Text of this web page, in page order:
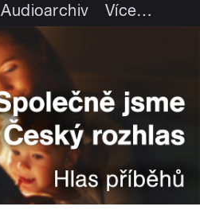
Audioarchiv Více…